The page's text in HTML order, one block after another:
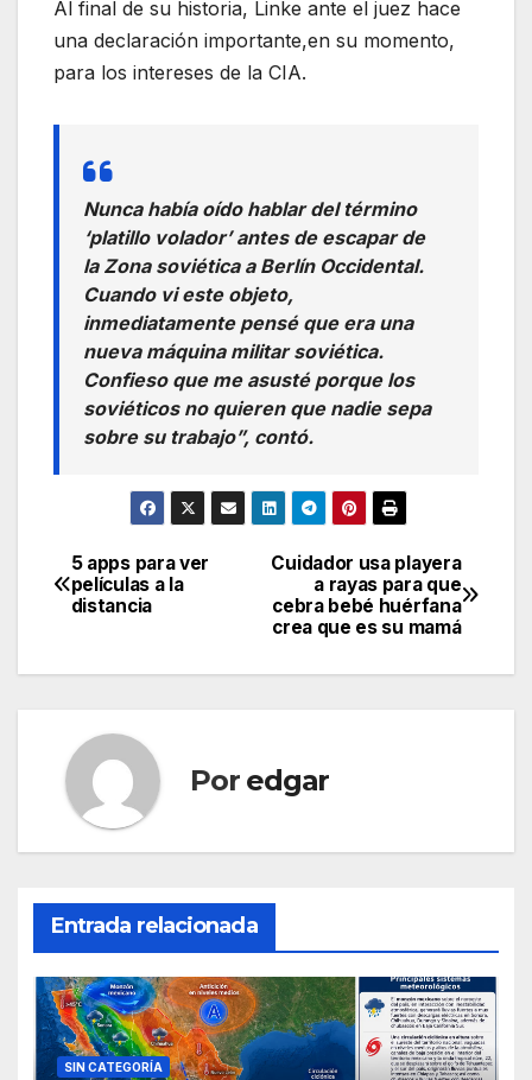
Al final de su historia, Linke ante el juez hace
una declaración importante,en su momento,
para los intereses de la CIA.
Nunca había oído hablar del término
‘platillo volador’ antes de escapar de
la Zona soviética a Berlín Occidental.
Cuando vi este objeto,
inmediatamente pensé que era una
nueva máquina militar soviética.
Confieso que me asusté porque los
soviéticos no quieren que nadie sepa
sobre su trabajo”, contó.
Navegación
de
entradas
Cuidador usa playera
a rayas para que
cebra bebé huérfana
crea que es su mamá
5 apps para ver
películas a la
distancia
Por edgar
Entrada relacionada
SIN CATEGORÍA